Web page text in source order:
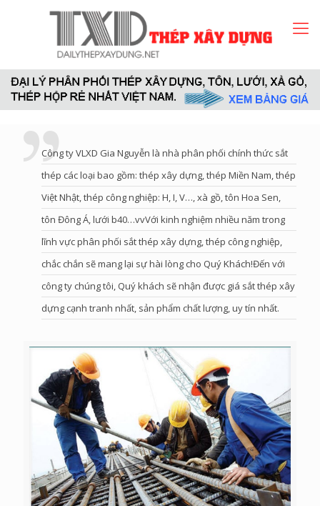
Công ty VLXD Gia Nguyễn là nhà phân phối chính thức sắt
thép các loại bao gồm: thép xây dựng, thép Miền Nam, thép
Việt Nhật, thép công nghiệp: H, I, V…, xà gồ, tôn Hoa Sen,
tôn Đông Á, lưới b40…vvVới kinh nghiệm nhiều năm trong
lĩnh vực phân phối sắt thép xây dựng, thép công nghiệp,
chắc chắn sẽ mang lại sự hài lòng cho Quý Khách!Đến với
công ty chúng tôi, Quý khách sẽ nhận được giá sắt thép xây
dựng cạnh tranh nhất, sản phẩm chất lượng, uy tín nhất.